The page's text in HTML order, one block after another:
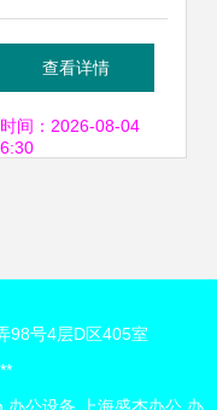
6530c复印机复合
高效办公的新选
经销商推荐
查看详情
间：2026-08-04
98号4层D区405室